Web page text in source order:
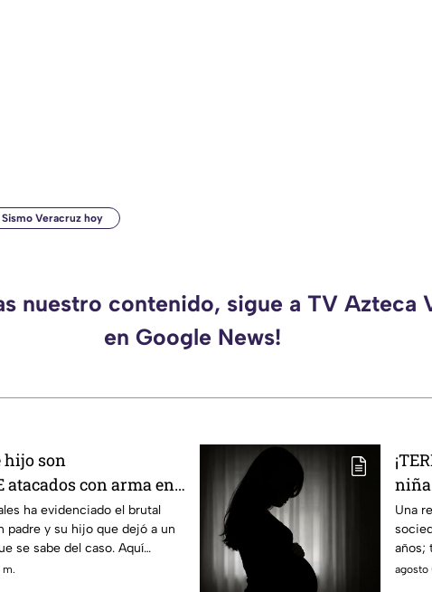
Sismo Veracruz hoy
nuestro contenido, sigue a TV Azteca
en Google News!
hijo son
atacados con arma en
(+VIDEO)
ha evidenciado el brutal
padre y su hijo que dejó a un
se sabe del caso. Aquí
m.
niña
Una
años;
del
agosto